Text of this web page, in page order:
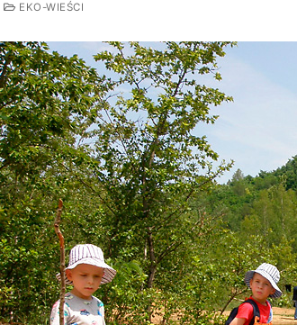
EKO-WIEŚCI